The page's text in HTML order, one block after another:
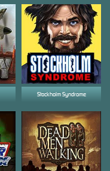
Stockholm Syndrome